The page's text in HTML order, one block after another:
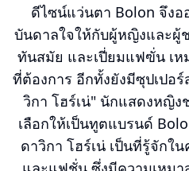
ดีไซน์แว่นตา Bolon จึงอ
บันดาลใจให้กับผู้หญิงและผู้
ทันสมัย และเปี่ยมแฟฃั่น เ
ที่ต้องการ อีกทั้งยังมีซุปเปอ
วิกา โฮร์เน่" นักแสดงหญิง
เลือกให้เป็นทูตแบรนด์
ดาวิกา โฮร์เน่ เป็นที่รู้จักใ